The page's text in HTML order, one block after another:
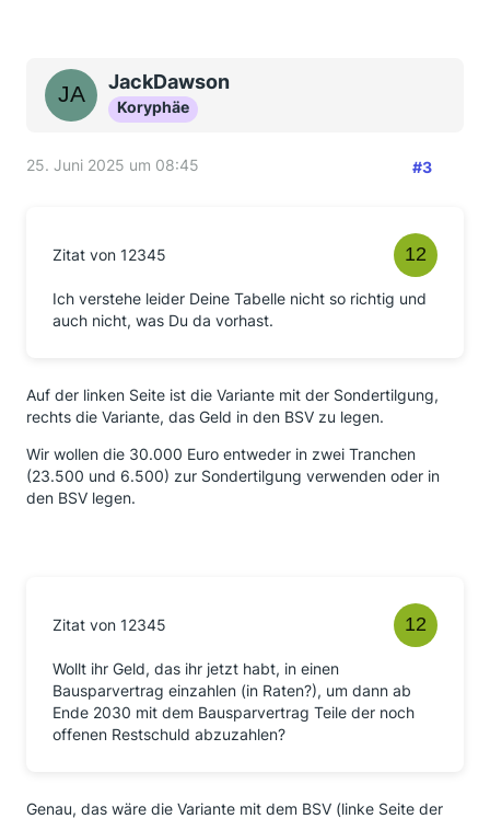
JackDawson
Koryphäe
25. Juni 2025 um 08:45 #3
Zitat von 12345
Ich verstehe leider Deine Tabelle nicht so richtig und
auch nicht, was Du da vorhast.
Auf der linken Seite ist die Variante mit der Sondertilgung,
rechts die Variante, das Geld in den BSV zu legen.
Wir wollen die 30.000 Euro entweder in zwei Tranchen
(23.500 und 6.500) zur Sondertilgung verwenden oder in
den BSV legen.
Zitat von 12345
Wollt ihr Geld, das ihr jetzt habt, in einen
Bausparvertrag einzahlen (in Raten?), um dann ab
Ende 2030 mit dem Bausparvertrag Teile der noch
offenen Restschuld abzuzahlen?
Genau, das wäre die Variante mit dem BSV (linke Seite der